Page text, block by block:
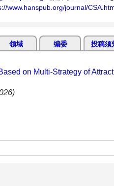
www.hanspub.org/journal/
领域 编委 投稿须
on Multi-Strategy of